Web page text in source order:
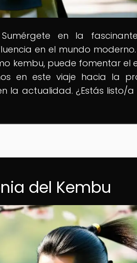
en la
en el mundo
kembu, puede fomentar el
en este viaje hacia la
la actualidad. ¿Estás listo/
del Kembu